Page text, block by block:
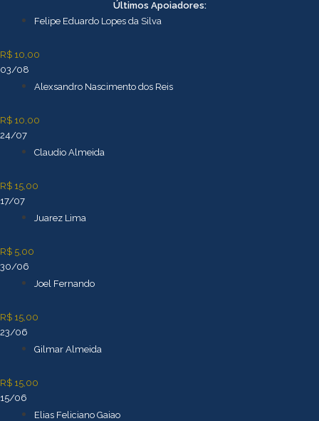
conteúdo
Últimos Apoiadores:
Felipe Eduardo Lopes da Silva
R$ 10,00
03/08
Alexsandro Nascimento dos Reis
R$ 10,00
24/07
Claudio Almeida
R$ 15,00
17/07
Juarez Lima
R$ 5,00
30/06
Joel Fernando
R$ 15,00
23/06
Gilmar Almeida
R$ 15,00
15/06
Elias Feliciano Gaiao